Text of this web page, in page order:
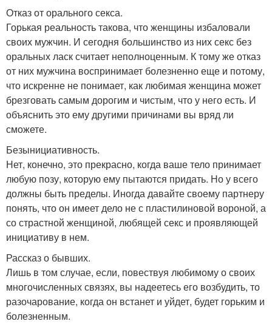
Отказ от орального секса.
Горькая реальность такова, что женщины избаловали
своих мужчин. И сегодня большинство из них секс без
оральных ласк считает неполноценным. К тому же отказ
от них мужчина воспринимает болезненно еще и потому,
что искренне не понимает, как любимая женщина может
брезговать самым дорогим и чистым, что у него есть. И
объяснить это ему другими причинами вы вряд ли
сможете.
Безынициативность.
Нет, конечно, это прекрасно, когда ваше тело принимает
любую позу, которую ему пытаются придать. Но у всего
должны быть пределы. Иногда давайте своему партнеру
понять, что он имеет дело не с пластилиновой вороной, а
со страстной женщиной, любящей секс и проявляющей
инициативу в нем.
Рассказ о бывших.
Лишь в том случае, если, повествуя любимому о своих
многочисленных связях, вы надеетесь его возбудить, то
разочарование, когда он встанет и уйдет, будет горьким и
болезненным.